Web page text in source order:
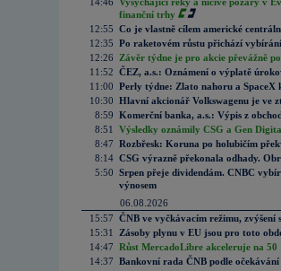
finanční trhy
12:55 Co je vlastně cílem americké
12:35 Po raketovém růstu přichází
12:26
Závěr týdne je pro akcie převážně
11:52 ČEZ, a.s.: Oznámení o výplatě
11:00 Perly týdne: Zlato nahoru a SpaceX
10:30 Hlavní akcionář Volkswagenu je ve
8:59 Komerční banka, a.s.: Výpis z
8:51
Výsledky oznámily CSG a Gen
8:47 Rozbřesk: Koruna po holubičím
8:14 CSG výrazně překonala odhady.
5:50 Srpen přeje dividendám. CNBC
výnosem
06.08.2026
15:57 ČNB ve vyčkávacím režimu, zvýšení
15:31
Zásoby plynu v EU jsou pro toto
14:47 Růst MercadoLibre akceleruje na
14:37 Bankovní rada ČNB podle